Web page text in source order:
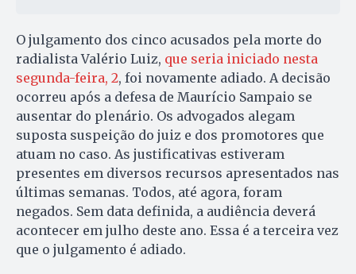
O julgamento dos cinco acusados pela morte do
radialista Valério Luiz, que seria iniciado nesta
segunda-feira, 2, foi novamente adiado. A decisão
ocorreu após a defesa de Maurício Sampaio se
ausentar do plenário. Os advogados alegam
suposta suspeição do juiz e dos promotores que
atuam no caso. As justificativas estiveram
presentes em diversos recursos apresentados nas
últimas semanas. Todos, até agora, foram
negados. Sem data definida, a audiência deverá
acontecer em julho deste ano. Essa é a terceira vez
que o julgamento é adiado.